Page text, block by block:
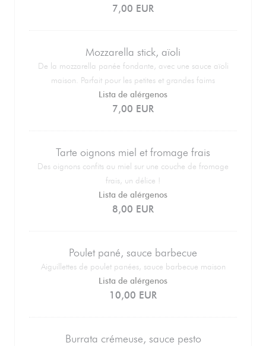
7,00 EUR
Mozzarella stick, aïoli
De la mozzarella panée fondante, avec une sauce aïoli
maison. Parfait pour les petites et grandes faims
Lista de alérgenos
7,00 EUR
Tarte oignons miel et fromage frais
Des oignons confits au miel sur une couche de fromage
frais, un délice !
Lista de alérgenos
8,00 EUR
Poulet pané, sauce barbecue
Aiguillettes de poulet panées, sauce barbecue maison
Lista de alérgenos
10,00 EUR
Burrata crémeuse, sauce pesto